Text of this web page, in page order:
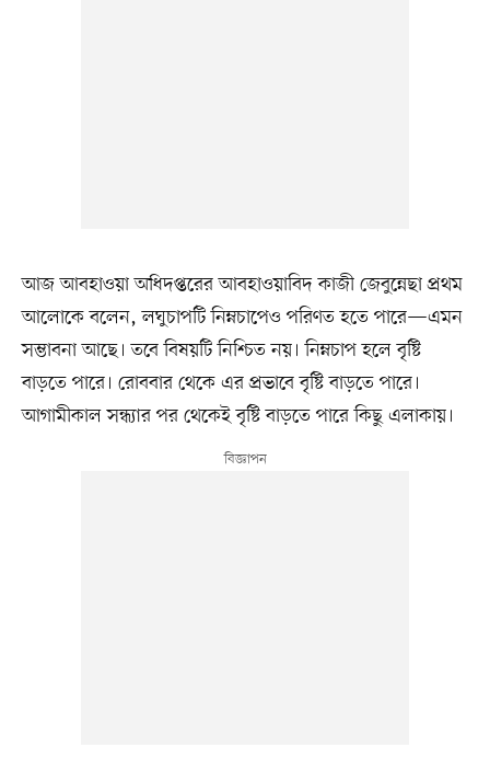
আজ আবহাওয়া অধিদপ্তরের আবহাওয়াবিদ কাজী জেবুন্নেছা প্রথম
আলোকে বলেন, লঘুচাপটি নিম্নচাপেও পরিণত হতে পারে—এমন
সম্ভাবনা আছে। তবে বিষয়টি নিশ্চিত নয়। নিম্নচাপ হলে বৃষ্টি
বাড়তে পারে। রোববার থেকে এর প্রভাবে বৃষ্টি বাড়তে পারে।
আগামীকাল সন্ধ্যার পর থেকেই বৃষ্টি বাড়তে পারে কিছু এলাকায়।